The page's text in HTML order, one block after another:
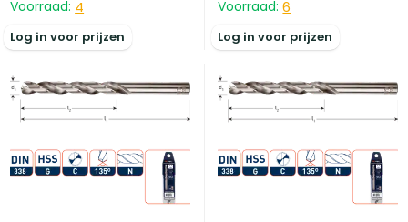
Voorraad: 4
Log in voor prijzen
Voorraad: 6
Log in voor prijzen